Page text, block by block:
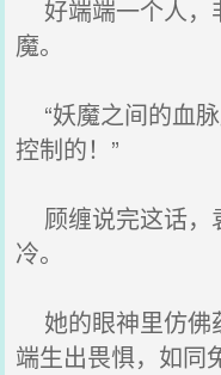
好端端一个人，
魔。
“妖魔之间的血
控制的！”
顾缠说完这话，
冷。
她的眼神里仿佛
端生出畏惧，如同